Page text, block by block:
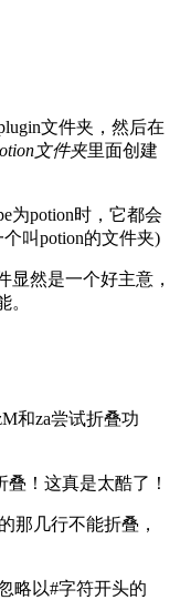
文件夹，然后在
文件夹里面创建
为potion时，它都会
叫potion的文件夹)
显然是一个好主意，
。
和za尝试折叠功
！这真是太酷了！
那几行不能折叠，
略以#字符开头的